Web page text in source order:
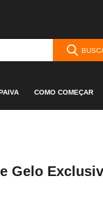
COMO COMEÇAR
Gelo